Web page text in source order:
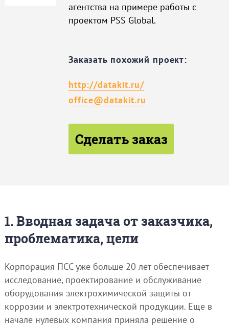
агентства на примере работы с
проектом PSS Global.
Заказать похожий проект:
http://datakit.ru/
office@datakit.ru
Сделать заказ
1. Вводная задача от заказчика,
проблематика, цели
Корпорация ПСС уже больше 20 лет обеспечивает
исследование, проектирование и обслуживание
оборудования электрохимической защиты от
коррозии и электротехнической продукции. Еще в
начале нулевых компания приняла решение о